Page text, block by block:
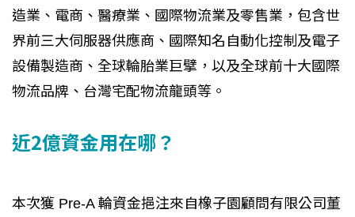
造業、電商、醫療業、國際物流業及零售業，包含世
界前三大伺服器供應商、國際知名自動化控制及電子
設備製造商、全球輪胎業巨擘，以及全球前十大國際
物流品牌、台灣宅配物流龍頭等。
近2億資金用在哪？
本次獲 Pre-A 輪資金挹注來自橡子園顧問有限公司董